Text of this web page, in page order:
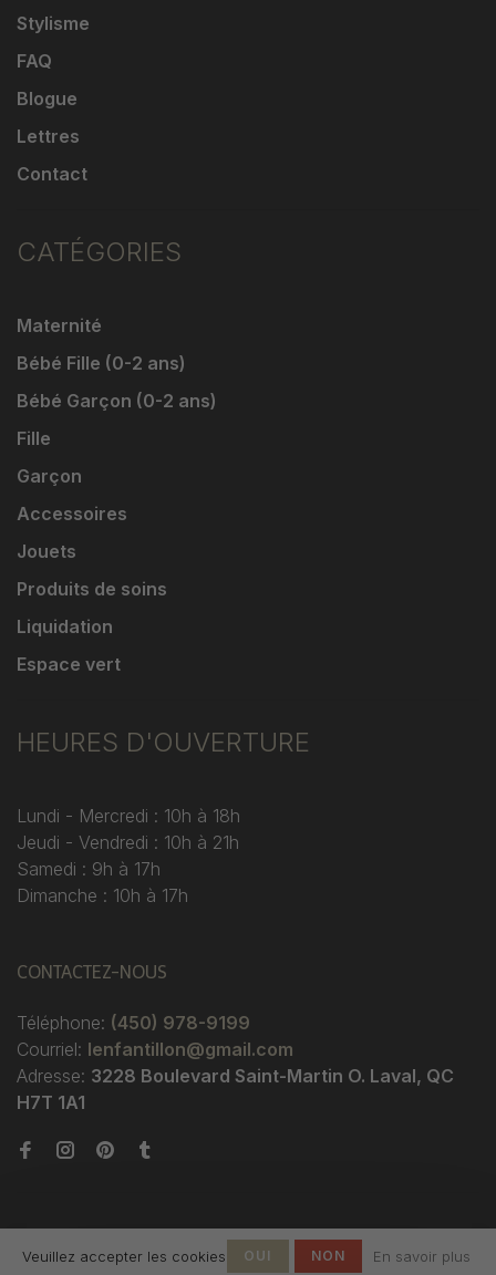
Stylisme
FAQ
Blogue
Lettres
Contact
CATÉGORIES
Maternité
Bébé Fille (0-2 ans)
Bébé Garçon (0-2 ans)
Fille
Garçon
Accessoires
Jouets
Produits de soins
Liquidation
Espace vert
HEURES D'OUVERTURE
Lundi - Mercredi : 10h à 18h
Jeudi - Vendredi : 10h à 21h
Samedi : 9h à 17h
Dimanche : 10h à 17h
CONTACTEZ-NOUS
Téléphone: (450) 978-9199
Courriel: lenfantillon@gmail.com
Adresse: 3228 Boulevard Saint-Martin O. Laval, QC
H7T 1A1
Veuillez accepter les cookies OUI NON En savoir plus